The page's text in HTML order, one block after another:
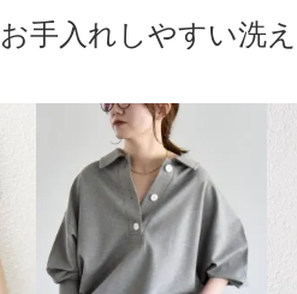
お手入れしやすい洗